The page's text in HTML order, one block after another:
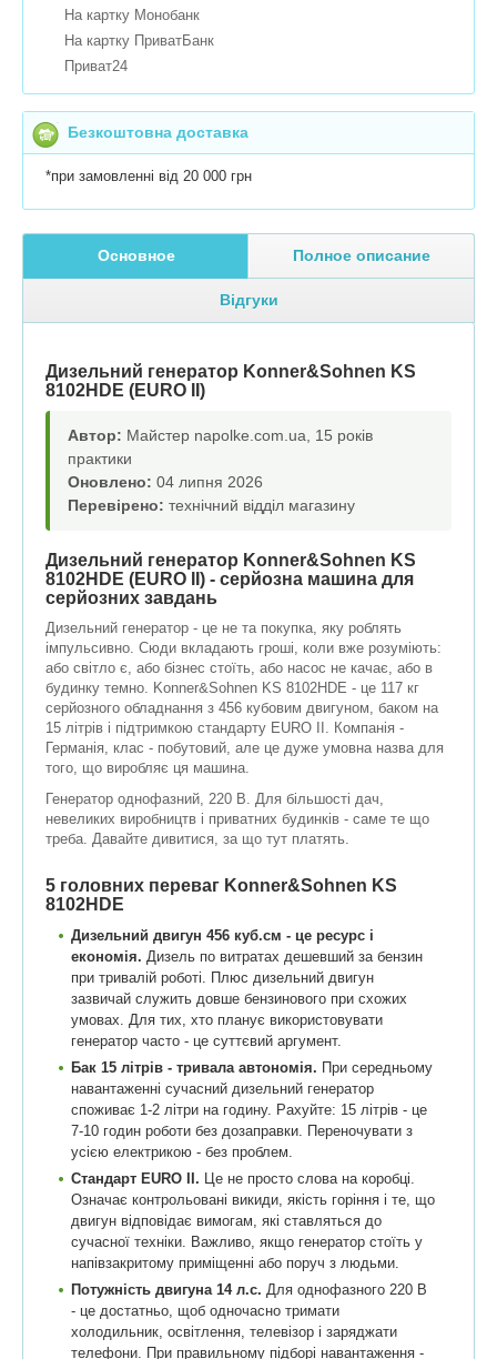
На картку Монобанк
На картку ПриватБанк
Приват24
Безкоштовна доставка
*при замовленні від 20 000 грн
Основное Полное описание
Відгуки
Дизельний генератор Konner&Sohnen KS
8102HDE (EURO II)
Автор: Майстер napolke.com.ua, 15 років
практики
Оновлено: 04 липня 2026
Перевірено: технічний відділ магазину
Дизельний генератор Konner&Sohnen KS
8102HDE (EURO II) - серйозна машина для
серйозних завдань
Дизельний генератор - це не та покупка, яку роблять
імпульсивно. Сюди вкладають гроші, коли вже розуміють:
або світло є, або бізнес стоїть, або насос не качає, або в
будинку темно. Konner&Sohnen KS 8102HDE - це 117 кг
серйозного обладнання з 456 кубовим двигуном, баком на
15 літрів і підтримкою стандарту EURO II. Компанія -
Германія, клас - побутовий, але це дуже умовна назва для
того, що виробляє ця машина.
Генератор однофазний, 220 В. Для більшості дач,
невеликих виробництв і приватних будинків - саме те що
треба. Давайте дивитися, за що тут платять.
5 головних переваг Konner&Sohnen KS
8102HDE
Дизельний двигун 456 куб.см - це ресурс і
економія. Дизель по витратах дешевший за бензин
при тривалій роботі. Плюс дизельний двигун
зазвичай служить довше бензинового при схожих
умовах. Для тих, хто планує використовувати
генератор часто - це суттєвий аргумент.
Бак 15 літрів - тривала автономія. При середньому
навантаженні сучасний дизельний генератор
споживає 1-2 літри на годину. Рахуйте: 15 літрів - це
7-10 годин роботи без дозаправки. Переночувати з
усією електрикою - без проблем.
Стандарт EURO II. Це не просто слова на коробці.
Означає контрольовані викиди, якість горіння і те, що
двигун відповідає вимогам, які ставляться до
сучасної техніки. Важливо, якщо генератор стоїть у
напівзакритому приміщенні або поруч з людьми.
Потужність двигуна 14 л.с. Для однофазного 220 В
- це достатньо, щоб одночасно тримати
холодильник, освітлення, телевізор і заряджати
телефони. При правильному підборі навантаження -